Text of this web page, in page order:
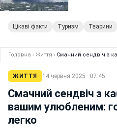
Цікаві факти Туризм Тварини
Головна › Життя › Смачний сендвіч з
ЖИТТЯ 14 червня 2025 · 07:45
Смачний сендвіч з
вашим улюбленим:
легко